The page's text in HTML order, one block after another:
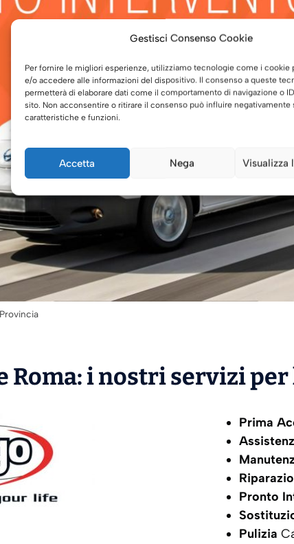
Gestisci Consenso Cookie
Per fornire le migliori esperienze, utilizziamo tecnologie come i cookie
e/o accedere alle informazioni del dispositivo. Il consenso a queste
permetterà di elaborare dati come il comportamento di navigazione o
sito. Non acconsentire o ritirare il consenso può influire negativamente
caratteristiche e funzioni.
Accetta Nega Visualizza
Roma: i nostri servizi per
Prima
Pronto
Pulizia